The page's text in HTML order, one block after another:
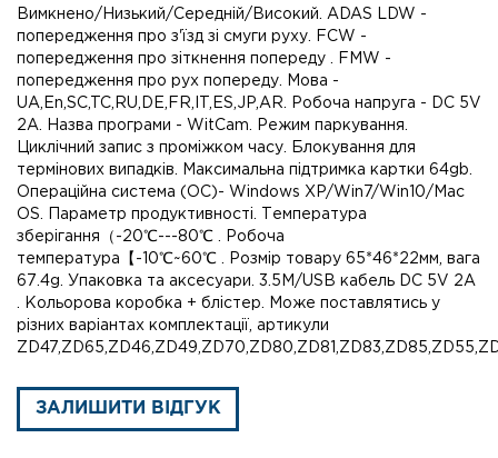
Вимкнено/Низький/Середній/Високий. ADAS LDW -
попередження про з'їзд зі смуги руху. FCW -
попередження про зіткнення попереду . FMW -
попередження про рух попереду. Мова -
UA,En,SC,TC,RU,DE,FR,IT,ES,JP,AR. Робоча напруга - DC 5V
2A. Назва програми - WitCam. Режим паркування.
Циклічний запис з проміжком часу. Блокування для
термінових випадків. Максимальна підтримка картки 64gb.
Операційна система (ОС)- Windows XP/Win7/Win10/Mac
OS. Параметр продуктивності. Температура
зберігання（-20℃---80℃ . Робоча
температура【-10℃~60℃ . Розмір товару 65*46*22мм, вага
67.4g. Упаковка та аксесуари. 3.5M/USB кабель DC 5V 2A
. Кольорова коробка + блістер. Може поставлятись у
різних варіантах комплектації, артикули
ЗАЛИШИТИ ВІДГУК